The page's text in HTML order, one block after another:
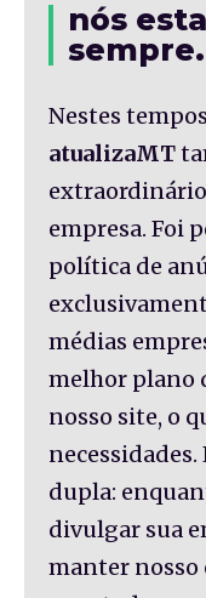
nós
sempre.
Nestes
atualizaMT
extraordinário
empresa. Foi
política de
médias
melhor plano
nosso site, o
necessidades.
dupla:
divulgar sua
manter